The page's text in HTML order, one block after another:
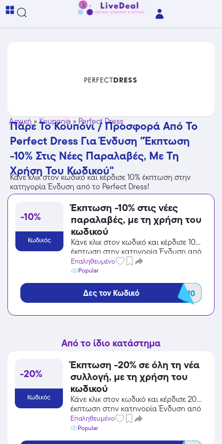
Αρχική »Kouponia » Perfect Dress
Πάρε Το Κουπόνι / Προσφορά Από Το
Perfect Dress Για Ένδυση "Έκπτωση
-10% Στις Νέες Παραλαβές, Με Τη
Χρήση Του Κωδικού"
Κάνε κλικ στον κωδικό και κέρδισε 10% έκπτωση στην
κατηγορία Ένδυση από το Perfect Dress!
-10%
Κωδικός
Έκπτωση -10% στις νέες
παραλαβές, με τη χρήση του
κωδικού
Κάνε κλικ στον κωδικό και κέρδισε 10%
έκπτωση στην κατηγορία Ένδυση από
το Perfect Dress!
Επαληθευμένο
Popular
Δες τον Κωδικό OFF10
Από το ίδιο κατάστημα
-20%
Κωδικός
Έκπτωση -20% σε όλη τη νέα
συλλογή, με τη χρήση του
κωδικού
Κάνε κλικ στον κωδικό και κέρδισε 20%
έκπτωση στην κατηγορία Ένδυση από
το Perfect Dress!
Επαληθευμένο
Popular